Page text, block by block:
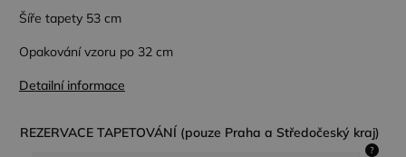
Šíře tapety 53 cm
Opakování vzoru po 32 cm
Detailní informace
REZERVACE TAPETOVÁNÍ (pouze Praha a Středočeský kraj)
?